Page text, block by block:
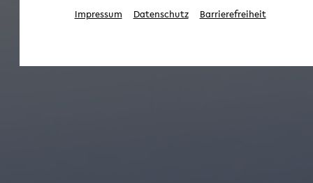
Impressum Datenschutz Barrierefreiheit